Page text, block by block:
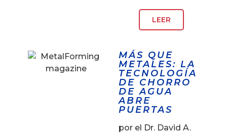
LEER
MÁS QUE
METALES: LA
TECNOLOGÍA
DE CHORRO
DE AGUA
ABRE
PUERTAS
por el Dr. David A.